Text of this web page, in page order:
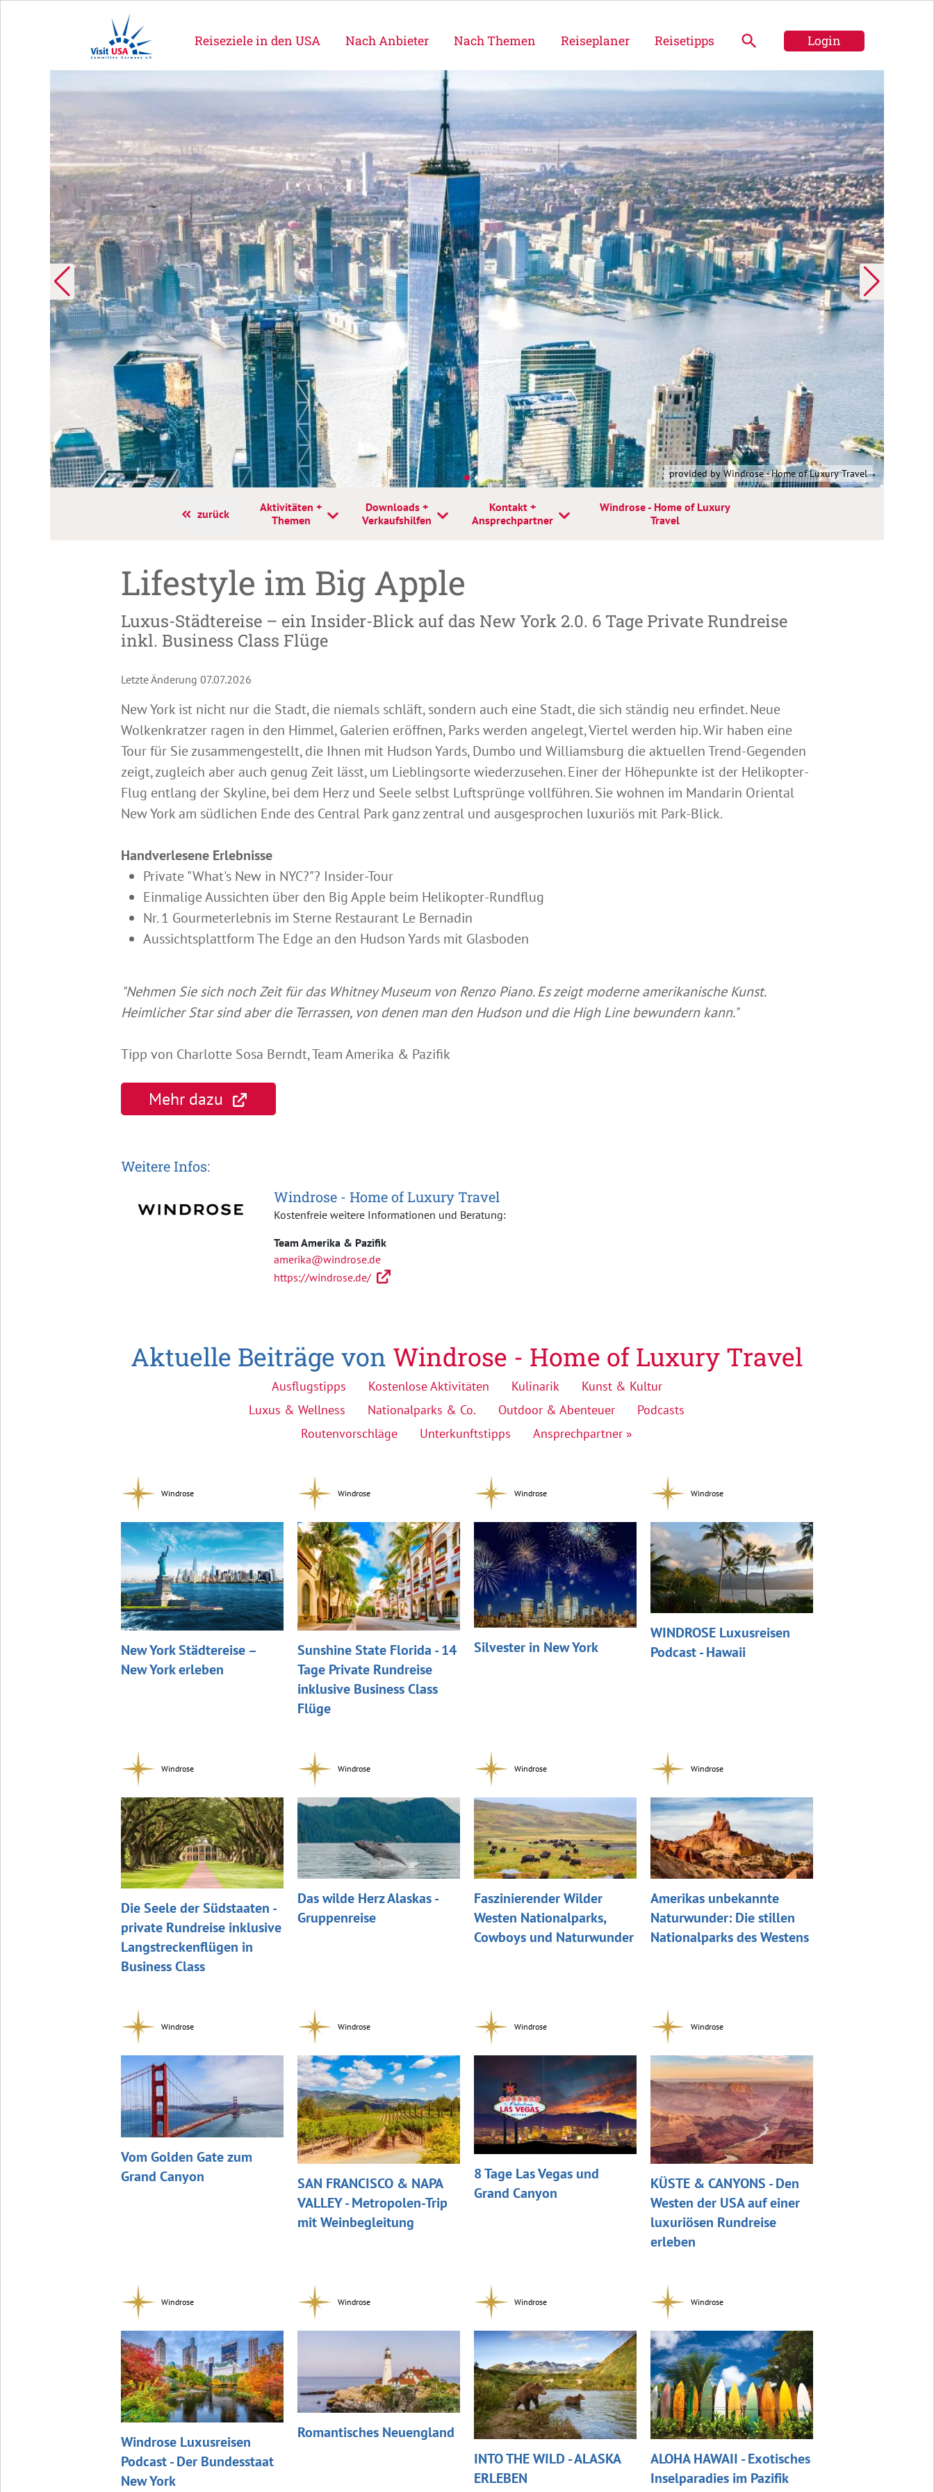
Reiseziele in den USA Nach Anbieter Nach Themen Reiseplaner Reisetipps Login
provided by Windrose - Home of Luxury Travel
zurück
Aktivitäten +
Themen
Downloads +
Verkaufshilfen
Kontakt +
Ansprechpartner
Windrose - Home of Luxury
Travel
Lifestyle im Big Apple
Luxus-Städtereise – ein Insider-Blick auf das New York 2.0. 6 Tage Private Rundreise
inkl. Business Class Flüge
Letzte Änderung 07.07.2026
New York ist nicht nur die Stadt, die niemals schläft, sondern auch eine Stadt, die sich ständig neu erfindet. Neue
Wolkenkratzer ragen in den Himmel, Galerien eröffnen, Parks werden angelegt, Viertel werden hip. Wir haben eine
Tour für Sie zusammengestellt, die Ihnen mit Hudson Yards, Dumbo und Williamsburg die aktuellen Trend-Gegenden
zeigt, zugleich aber auch genug Zeit lässt, um Lieblingsorte wiederzusehen. Einer der Höhepunkte ist der Helikopter-
Flug entlang der Skyline, bei dem Herz und Seele selbst Luftsprünge vollführen. Sie wohnen im Mandarin Oriental
New York am südlichen Ende des Central Park ganz zentral und ausgesprochen luxuriös mit Park-Blick.
Handverlesene Erlebnisse
Private "What's New in NYC?"? Insider-Tour
Einmalige Aussichten über den Big Apple beim Helikopter-Rundflug
Nr. 1 Gourmeterlebnis im Sterne Restaurant Le Bernadin
Aussichtsplattform The Edge an den Hudson Yards mit Glasboden
"Nehmen Sie sich noch Zeit für das Whitney Museum von Renzo Piano. Es zeigt moderne amerikanische Kunst.
Heimlicher Star sind aber die Terrassen, von denen man den Hudson und die High Line bewundern kann."
Tipp von Charlotte Sosa Berndt, Team Amerika & Pazifik
Mehr dazu
Weitere Infos:
Windrose - Home of Luxury Travel
Kostenfreie weitere Informationen und Beratung:
Team Amerika & Pazifik
amerika@windrose.de
https://windrose.de/
Aktuelle Beiträge von Windrose - Home of Luxury Travel
Ausflugstipps Kostenlose Aktivitäten Kulinarik
Kunst & Kultur
Luxus & Wellness
Nationalparks & Co. Outdoor & Abenteuer
Podcasts
Routenvorschläge
Unterkunftstipps Ansprechpartner »
Windrose
New York Städtereise –
New York erleben
Windrose
Sunshine State Florida - 14
Tage Private Rundreise
inklusive Business Class
Flüge
Windrose
Silvester in New York
Windrose
WINDROSE Luxusreisen
Podcast - Hawaii
Windrose
Die Seele der Südstaaten -
private Rundreise inklusive
Langstreckenflügen in
Business Class
Windrose
Das wilde Herz Alaskas -
Gruppenreise
Windrose
Faszinierender Wilder
Westen Nationalparks,
Cowboys und Naturwunder
Windrose
Amerikas unbekannte
Naturwunder: Die stillen
Nationalparks des Westens
Windrose
Vom Golden Gate zum
Grand Canyon
Windrose
SAN FRANCISCO & NAPA
VALLEY - Metropolen-Trip
mit Weinbegleitung
Windrose
8 Tage Las Vegas und
Grand Canyon
Windrose
KÜSTE & CANYONS - Den
Westen der USA auf einer
luxuriösen Rundreise
erleben
Windrose
Windrose Luxusreisen
Podcast - Der Bundesstaat
New York
Windrose
Romantisches Neuengland
Windrose
INTO THE WILD - ALASKA
ERLEBEN
Windrose
ALOHA HAWAII - Exotisches
Inselparadies im Pazifik